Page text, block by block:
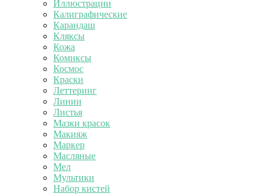
Иллюстрации
Калиграфические
Карандаш
Кляксы
Кожа
Комиксы
Космос
Краски
Леттеринг
Линии
Листья
Мазки красок
Макияж
Маркер
Масляные
Мел
Мультики
Набор кистей